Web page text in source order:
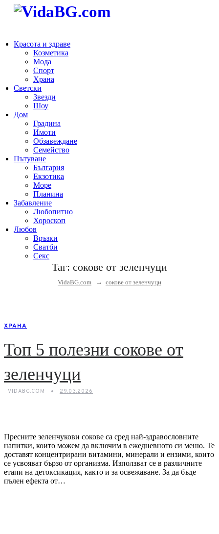
Красота и здраве
Козметика
Мода
Спорт
Храна
Светски
Звезди
Шоу
Дом
Градина
Имоти
Обзавеждане
Семейство
Пътуване
България
Екзотика
Море
Планина
Забавление
Любопитно
Хороскоп
Любов
Връзки
Сватби
Секс
Таг: сокове от зеленчуци
VidaBG.com → сокове от зеленчуци
ХРАНА
Топ 5 полезни сокове от
зеленчуци
VIDABG.COM 29.03.2026
Пресните зеленчукови сокове са сред най-здравословните
напитки, които можем да включим в ежедневното си меню. Те
доставят концентрирани витамини, минерали и ензими, които
се усвояват бързо от организма. Използват се в различните
етапи на детоксикация, както и за освежаване. За да бъде
пълен ефекта от…